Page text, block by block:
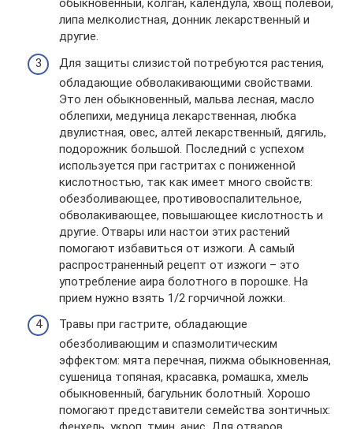
обыкновенный, колган, календула, хвощ полевой,
липа мелколистная, донник лекарственный и
другие.
Для защиты слизистой потребуются растения,
обладающие обволакивающими свойствами.
Это лен обыкновенный, мальва лесная, масло
облепихи, медуница лекарственная, любка
двулистная, овес, алтей лекарственный, дягиль,
подорожник большой. Последний с успехом
используется при гастритах с пониженной
кислотностью, так как имеет много свойств:
обезболивающее, противовоспалительное,
обволакивающее, повышающее кислотность и
другие. Отвары или настои этих растений
помогают избавиться от изжоги. А самый
распространенный рецепт от изжоги – это
употребление аира болотного в порошке. На
прием нужно взять 1/2 горчичной ложки.
Травы при гастрите, обладающие
обезболивающим и спазмолитическим
эффектом: мята перечная, пижма обыкновенная,
сушеница топяная, красавка, ромашка, хмель
обыкновенный, багульник болотный. Хорошо
помогают представители семейства зонтичных: